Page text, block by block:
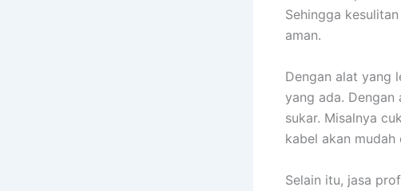
Sehingga
aman.
Dengan alat yang
yang ada.
sukar. Misalnya
kabel akan mudah
Selain itu, jasa